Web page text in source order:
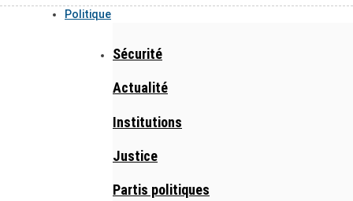
Politique
Sécurité
Actualité
Institutions
Justice
Partis politiques